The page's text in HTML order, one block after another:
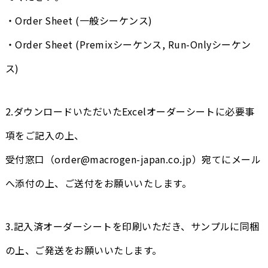
・Order Sheet (一般シーケンス)
・Order Sheet (Premixシーケンス, Run-Onlyシーケン
ス)
2.ダウンロードいただいたExcelオーダーシートに必要事
項をご記入の上、
受付窓口（order@macrogen-japan.co.jp）宛てにメール
へ添付の上、ご送付をお願いいたします。
3.記入済オーダーシートを印刷いただき、サンプルに同梱
の上、ご発送をお願いいたします。